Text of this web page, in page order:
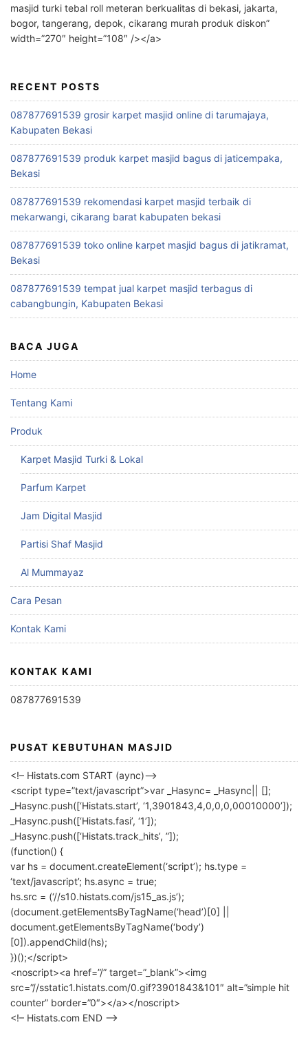
masjid turki tebal roll meteran berkualitas di bekasi, jakarta,
bogor, tangerang, depok, cikarang murah produk diskon”
width=”270″ height=”108″ /></a>
RECENT POSTS
087877691539 grosir karpet masjid online di tarumajaya,
Kabupaten Bekasi
087877691539 produk karpet masjid bagus di jaticempaka,
Bekasi
087877691539 rekomendasi karpet masjid terbaik di
mekarwangi, cikarang barat kabupaten bekasi
087877691539 toko online karpet masjid bagus di jatikramat,
Bekasi
087877691539 tempat jual karpet masjid terbagus di
cabangbungin, Kabupaten Bekasi
BACA JUGA
Home
Tentang Kami
Produk
Karpet Masjid Turki & Lokal
Parfum Karpet
Jam Digital Masjid
Partisi Shaf Masjid
Al Mummayaz
Cara Pesan
Kontak Kami
KONTAK KAMI
087877691539
PUSAT KEBUTUHAN MASJID
<!– Histats.com START (aync)–>
<script type=”text/javascript”>var _Hasync= _Hasync|| [];
_Hasync.push([‘Histats.start’, ‘1,3901843,4,0,0,0,00010000’]);
_Hasync.push([‘Histats.fasi’, ‘1’]);
_Hasync.push([‘Histats.track_hits’, ”]);
(function() {
var hs = document.createElement(‘script’); hs.type =
‘text/javascript’; hs.async = true;
hs.src = (‘//s10.histats.com/js15_as.js’);
(document.getElementsByTagName(‘head’)[0] ||
document.getElementsByTagName(‘body’)
[0]).appendChild(hs);
})();</script>
<noscript><a href=”/” target=”_blank”><img
src=”//sstatic1.histats.com/0.gif?3901843&101″ alt=”simple hit
counter” border=”0″></a></noscript>
<!– Histats.com END –>